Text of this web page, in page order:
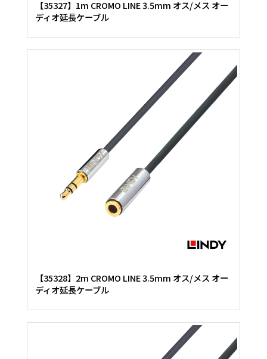
【35327】1m CROMO LINE 3.5mm オス/メス オー
ディオ延長ケーブル
【35328】2m CROMO LINE 3.5mm オス/メス オー
ディオ延長ケーブル